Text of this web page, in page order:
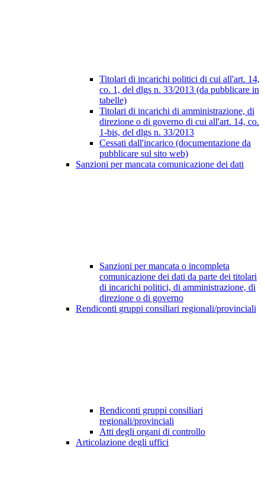
Titolari di incarichi politici di cui all'art. 14,
co. 1, del dlgs n. 33/2013 (da pubblicare in
tabelle)
Titolari di incarichi di amministrazione, di
direzione o di governo di cui all'art. 14, co.
1-bis, del dlgs n. 33/2013
Cessati dall'incarico (documentazione da
pubblicare sul sito web)
Sanzioni per mancata comunicazione dei dati
Sanzioni per mancata o incompleta
comunicazione dei dati da parte dei titolari
di incarichi politici, di amministrazione, di
direzione o di governo
Rendiconti gruppi consiliari regionali/provinciali
Rendiconti gruppi consiliari
regionali/provinciali
Atti degli organi di controllo
Articolazione degli uffici